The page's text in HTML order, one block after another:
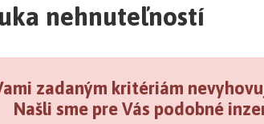
nehnuteľností
zadaným kritériám
Našli sme pre Vás podobné